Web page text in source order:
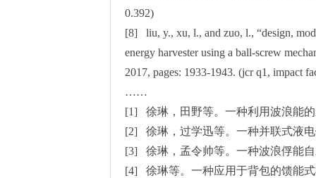
0.392)
[8] liu, y., xu, l., and zuo, l., “design,
energy harvester using a ball-screw
2017, pages: 1933-1943. (jcr q1, impact
……
[1] 徐琳，田野等。一种利用波浪能的
[2] 徐琳，过学迅等。一种并联式液电
[3] 徐琳，孟令帅等。一种波浪俘能自
[4] 徐琳等。一种应用于背包的馈能式